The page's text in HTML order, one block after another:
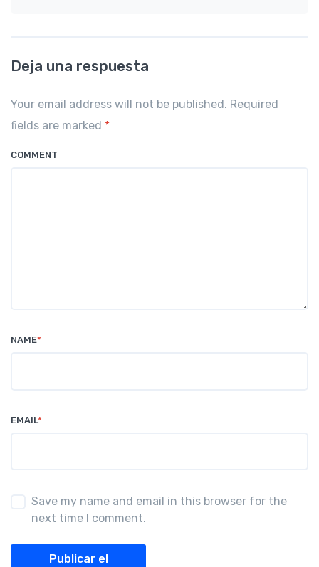
Deja una respuesta
Your email address will not be published. Required
fields are marked *
COMMENT
NAME*
EMAIL*
Save my name and email in this browser for the
next time I comment.
Publicar el